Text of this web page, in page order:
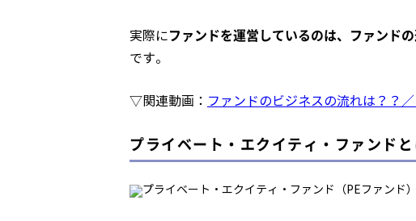
実際にファンドを運営しているのは、ファンド
です。
▽関連動画： ファンドのビジネスの流れは？？
プライベート・エクイティ・ファンド